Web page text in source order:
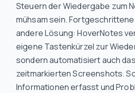
Steuern der Wiedergabe zum
mühsam sein.
andere Lösung: HoverNotes
eigene Tastenkürzel zur
sondern automatisiert auch
zeitmarkierten Screenshots.
Informationen erfasst und